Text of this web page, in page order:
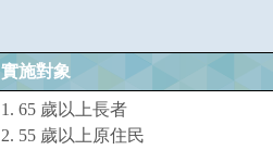
實施對象
1. 65 歲以上長者
2. 55 歲以上原住民